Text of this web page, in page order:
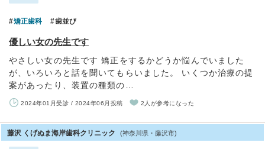
矯正歯科 歯並び
優しい女の先生です
やさしい女の先生です 矯正をするかどうか悩んでいました
が、いろいろと話を聞いてもらいました。 いくつか治療の提
案があったり、装置の種類の…
2024年01月受診 / 2024年06月投稿 2人が参考になった
藤沢 くげぬま海岸歯科クリニック (神奈川県・藤沢市)